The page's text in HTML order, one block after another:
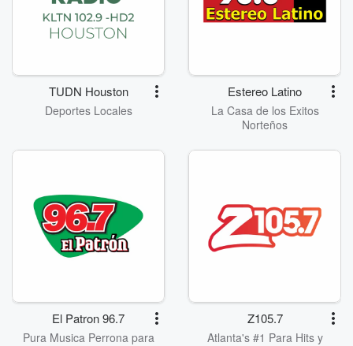
TUDN Houston
Deportes Locales
Estereo Latino
La Casa de los Exitos
Norteños
El Patron 96.7
Pura Musica Perrona para
Z105.7
Atlanta's #1 Para Hits y